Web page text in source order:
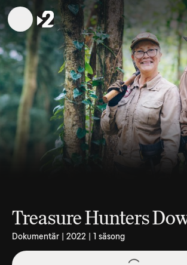
Treasure Hunters
Dokumentär | 2022 | 1 säsong